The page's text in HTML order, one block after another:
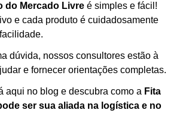
do Mercado Livre é simples e fácil!
e cada produto é cuidadosamente
dúvida, nossos consultores estão à
e fornecer orientações completas.
aqui no blog e descubra como a Fita
ser sua aliada na logística e no